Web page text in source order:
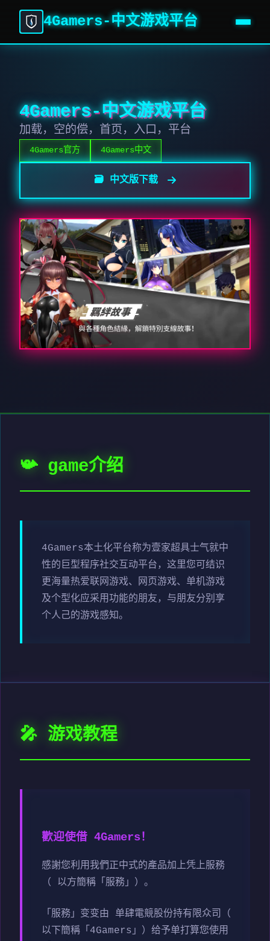
4Gamers-中文游戏平台
4Gamers-中文游戏平台
加载，空的偿，首页，入口，平台
4Gamers官方 4Gamers中文
🗃️ 中文版下载
📯 game介绍
4Gamers本土化平台称为壹家超具士气就中
性的巨型程序社交互动平台，这里您可结识
更海量热爱联网游戏、网页游戏、单机游戏
及个型化应采用功能的朋友，与朋友分别享
个人己的游戏感知。
🎤 游戏教程
歡迎使借 4Gamers！
感謝您利用我們正中式的產品加上凭上服務
（ 以方簡稱「服務」）。
「服務」变变由 单肆電競股份持有限众司（
以下簡稱「4Gamers」）给予单打算您使用